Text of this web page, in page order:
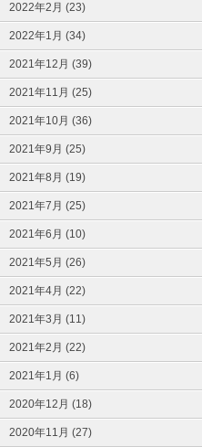
2022年2月 (23)
2022年1月 (34)
2021年12月 (39)
2021年11月 (25)
2021年10月 (36)
2021年9月 (25)
2021年8月 (19)
2021年7月 (25)
2021年6月 (10)
2021年5月 (26)
2021年4月 (22)
2021年3月 (11)
2021年2月 (22)
2021年1月 (6)
2020年12月 (18)
2020年11月 (27)